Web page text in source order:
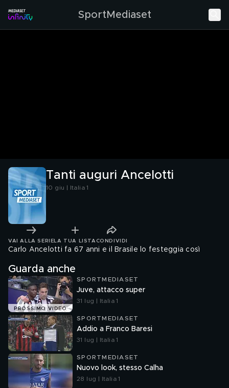
SportMediaset
Tanti auguri Ancelotti
10 giu | Italia 1
VAI ALLA SERIE LA TUA LISTA CONDIVIDI
Carlo Ancelotti fa 67 anni e il Brasile lo festeggia così
Guarda anche
PROSSIMO VIDEO
SPORTMEDIASET
Juve, attacco super
31 lug | Italia 1
SPORTMEDIASET
Addio a Franco Baresi
31 lug | Italia 1
SPORTMEDIASET
Nuovo look, stesso Calha
28 lug | Italia 1